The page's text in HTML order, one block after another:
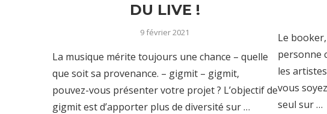
DU LIVE !
9 février 2021
La musique mérite toujours une chance – quelle
que soit sa provenance. – gigmit – gigmit,
pouvez-vous présenter votre projet ? L’objectif de
gigmit est d’apporter plus de diversité sur …
Le
personne
les
vous
seul sur …